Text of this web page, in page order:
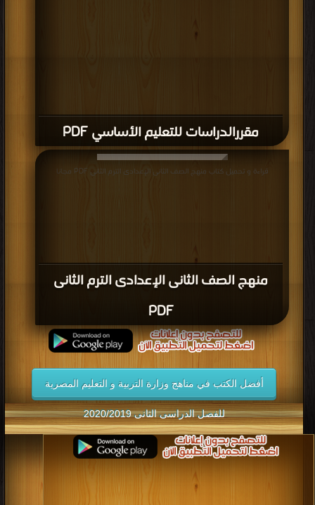
مقررالدراسات للتعليم الأساسي PDF
منهج الصف الثانى الإعدادى الترم الثانى
PDF
قراءة و تحميل كتاب منهج الصف الثانى الإعدادى الترم الثانى PDF مجانا
أفضل الكتب في مناهج وزارة التربية و التعليم المصرية
للفصل الدراسى الثانى 2020/2019